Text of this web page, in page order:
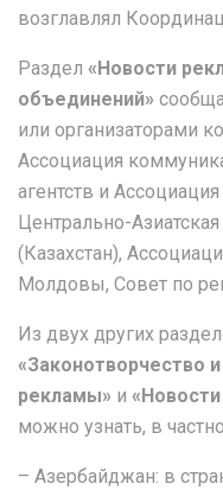
возглавлял
Раздел «Новости
объединений»
или организаторами
Ассоциация
агентств и
Центрально-
(Казахстан),
Молдовы, Совет по
Из двух других
«Законотворчество
рекламы» и
можно узнать, в
– Азербайджан: в